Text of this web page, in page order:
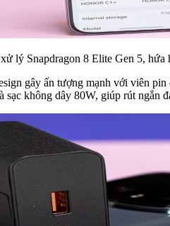
lý Snapdragon 8 Elite Gen 5,
gây ấn tượng mạnh với viên
sạc không dây 80W, giúp rút ngắn